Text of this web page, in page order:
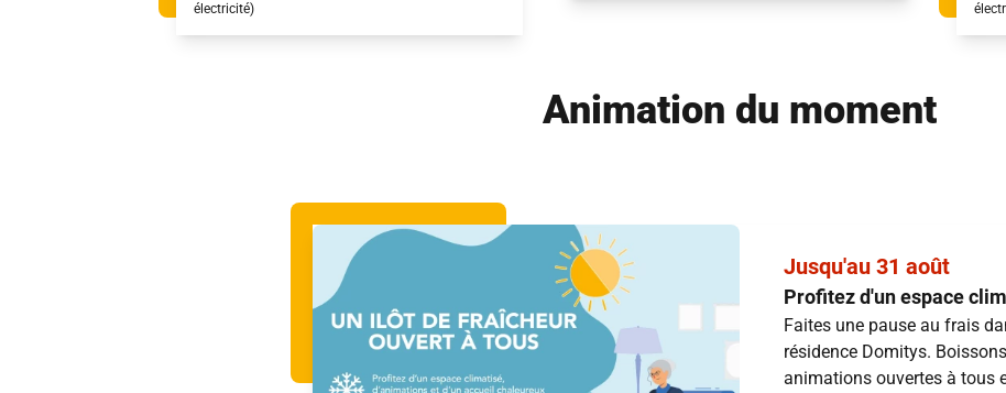
électricité)
Animation du moment
Jusqu'au 31 août
Profitez d'un espace
Faites une pause au frais
résidence Domitys.
animations ouvertes à tous